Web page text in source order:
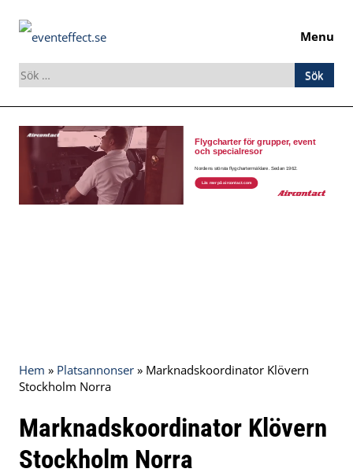
Menu
Sök
efter:
Skip
content
Hem » Platsannonser » Marknadskoordinator Klövern
Stockholm Norra
Marknadskoordinator Klövern
Stockholm Norra